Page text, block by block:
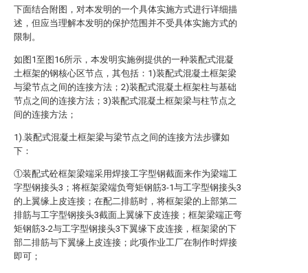
下面结合附图，对本发明的一个具体实施方式进行详细描
述，但应当理解本发明的保护范围并不受具体实施方式的
限制。
如图1至图16所示，本发明实施例提供的一种装配式混凝
土框架的钢核心区节点，其包括：1)装配式混凝土框架梁
与梁节点之间的连接方法；2)装配式混凝土框架柱与基础
节点之间的连接方法；3)装配式混凝土框架梁与柱节点之
间的连接方法；
1).装配式混凝土框架梁与梁节点之间的连接方法步骤如
下：
①装配式砼框架梁端采用焊接工字型钢截面来作为梁端工
字型钢接头3；将框架梁端负弯矩钢筋3-1与工字型钢接头3
的上翼缘上皮连接；在配二排筋时，将框架梁的上部第二
排筋与工字型钢接头3截面上翼缘下皮连接；框架梁端正弯
矩钢筋3-2与工字型钢接头3下翼缘下皮连接，框架梁的下
部二排筋与下翼缘上皮连接；此项作业工厂在制作时焊接
即可；